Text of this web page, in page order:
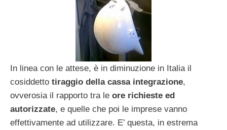
In linea con le attese, è in diminuzione in Italia il
cosiddetto tiraggio della cassa integrazione,
ovverosia il rapporto tra le ore richieste ed
autorizzate, e quelle che poi le imprese vanno
effettivamente ad utilizzare. E’ questa, in estrema